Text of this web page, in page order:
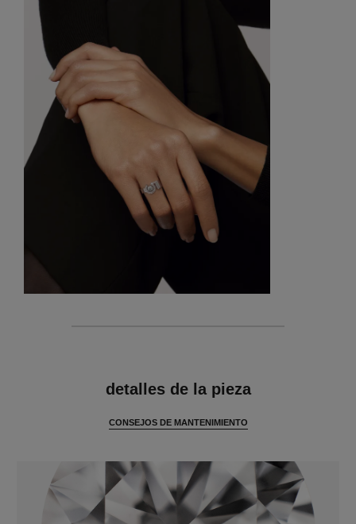
detalles de la pieza
CONSEJOS DE MANTENIMIENTO